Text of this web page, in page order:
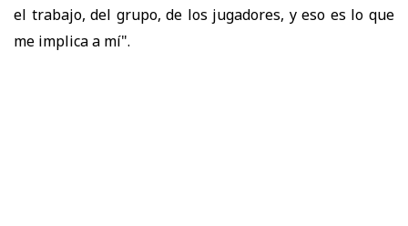
el trabajo, del grupo, de los jugadores, y eso es lo que
me implica a mí".